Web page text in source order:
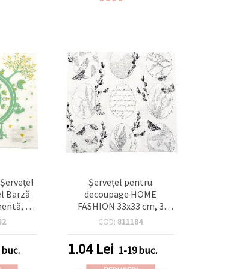
Barză
33
pentru
și
buc.
buc.
Șervețel pentru
decoupage HOME
FASHION 33x33 cm, 3
straturi, design delicat de
COD: 811184
1.04Lei 1-19 buc.